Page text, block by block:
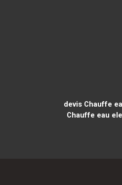
devis Chauffe
Chauffe eau